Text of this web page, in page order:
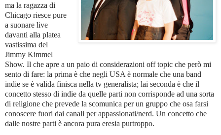
ma la ragazza di
Chicago riesce pure
a suonare live
davanti alla platea
vastissima del
Jimmy Kimmel
Show. Il che apre a un paio di considerazioni off topic che però mi
sento di fare: la prima è che negli USA è normale che una band
indie se è valida finisca nella tv generalista; lai seconda è che il
concetto stesso di indie da quelle parti non corrisponde ad una sorta
di religione che prevede la scomunica per un gruppo che osa farsi
conoscere fuori dai canali per appassionati/nerd. Un concetto che
dalle nostre parti è ancora pura eresia purtroppo.